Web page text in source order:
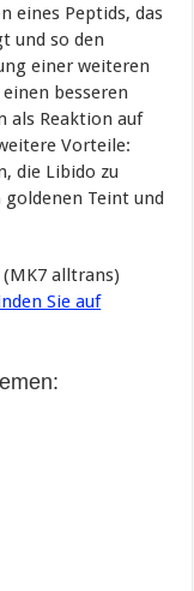
eines Peptids, das
und so den
einer weiteren
einen besseren
als Reaktion auf
Vorteile:
die Libido zu
Teint und
alltrans)
Sie auf